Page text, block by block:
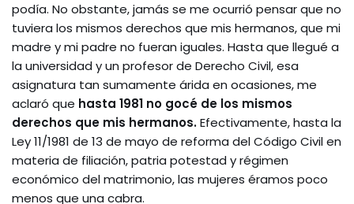
podía. No obstante, jamás se me ocurrió pensar que no
tuviera los mismos derechos que mis hermanos, que mi
madre y mi padre no fueran iguales. Hasta que llegué a
la universidad y un profesor de Derecho Civil, esa
asignatura tan sumamente árida en ocasiones, me
aclaró que hasta 1981 no gocé de los mismos
derechos que mis hermanos.Efectivamente, hasta la
Ley 11/1981 de 13 de mayo de reforma del Código Civil en
materia de filiación, patria potestad y régimen
económico del matrimonio, las mujeres éramos poco
menos que una cabra.